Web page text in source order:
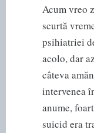
Acum vreo
scurtă
psihiatriei
acolo, dar
câteva
intervenea
anume,
suicid era